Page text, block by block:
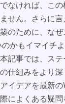
なければ、こ
せん。さらに
のために、な
のかもイマイチ
記事では、ス
仕組みをより
イデアを最新
によくある疑